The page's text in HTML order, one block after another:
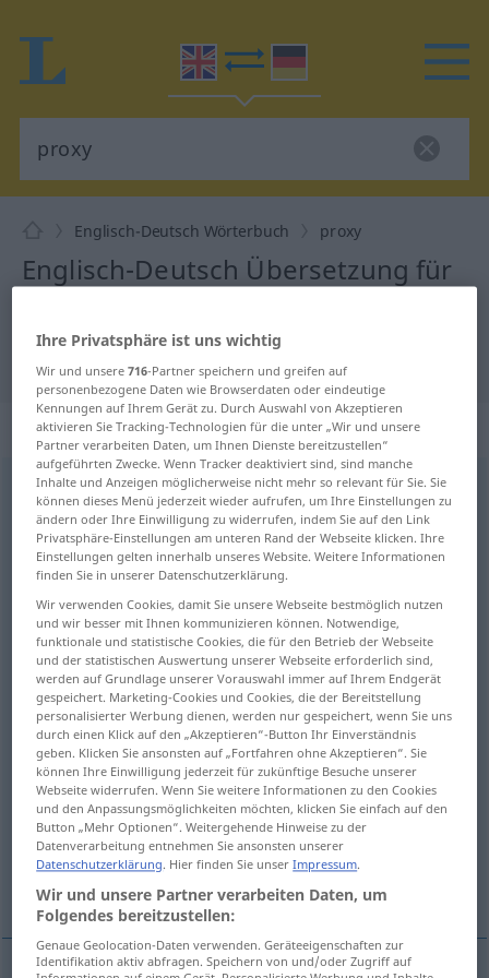
Englisch-Deutsch Wörterbuch proxy
Englisch-Deutsch Übersetzung für
"proxy" Deutsch Übersetzung
„proxy“: noun
proxy [ˈpr(ɒ)ksi]s
Übersicht aller Übersetzungen
(Für mehr Details die Übersetzung anklicken/antippen)
StellVertretung, HandlungsVollmacht
Anwalt, Anwältin, Mandatarin Ersatz
Vollmachtsurkunde
stellvertretenderweise abgegebene
WahlStimme
StellVertreter, Bevollmächtigte,
Geschäftsträger
Ihre Privatsphäre ist uns wichtig
Wir und unsere716-Partner speichern und greifen auf
personenbezogene Daten wie Browserdaten oder eindeutige
Kennungen auf Ihrem Gerät zu. Durch Auswahl von Akzeptieren
aktivieren Sie Tracking-Technologien für die unter „Wir und unsere
Partner verarbeiten Daten, um Ihnen Dienste bereitzustellen“
aufgeführten Zwecke. Wenn Tracker deaktiviert sind, sind manche
Inhalte und Anzeigen möglicherweise nicht mehr so relevant für Sie. Sie
können dieses Menü jederzeit wieder aufrufen, um Ihre Einstellungen zu
ändern oder Ihre Einwilligung zu widerrufen, indem Sie auf den Link
Privatsphäre-Einstellungen am unteren Rand der Webseite klicken. Ihre
Einstellungen gelten innerhalb unseres Website. Weitere Informationen
finden Sie in unserer Datenschutzerklärung.
Wir verwenden Cookies, damit Sie unsere Webseite bestmöglich nutzen
und wir besser mit Ihnen kommunizieren können. Notwendige,
funktionale und statistische Cookies, die für den Betrieb der Webseite
und der statistischen Auswertung unserer Webseite erforderlich sind,
werden auf Grundlage unserer Vorauswahl immer auf Ihrem Endgerät
gespeichert. Marketing-Cookies und Cookies, die der Bereitstellung
personalisierter Werbung dienen, werden nur gespeichert, wenn Sie uns
durch einen Klick auf den „Akzeptieren“-Button Ihr Einverständnis
geben. Klicken Sie ansonsten auf „Fortfahren ohne Akzeptieren“. Sie
können Ihre Einwilligung jederzeit für zukünftige Besuche unserer
Webseite widerrufen. Wenn Sie weitere Informationen zu den Cookies
und den Anpassungsmöglichkeiten möchten, klicken Sie einfach auf den
Button „Mehr Optionen“. Weitergehende Hinweise zu der
Datenverarbeitung entnehmen Sie ansonsten unserer
Datenschutzerklärung. Hier finden Sie unserImpressum.
Wir und unsere Partner verarbeiten Daten, um
Folgendes bereitzustellen:
Genaue Geolocation-Daten verwenden. Geräteeigenschaften zur
Identifikation aktiv abfragen. Speichern von und/oder Zugriff auf